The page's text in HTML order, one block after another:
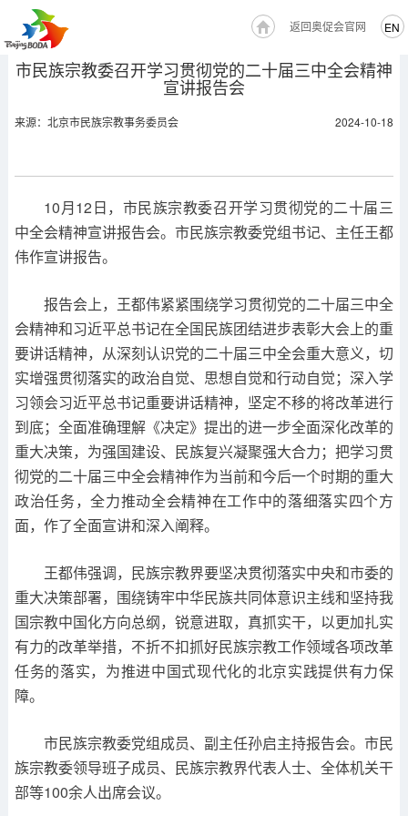
EN
返回奥促会官网
市民族宗教委召开学习贯彻党的二十届三中全会精神
宣讲报告会
来源：北京市民族宗教事务委员会 2024-10-18
10月12日，市民族宗教委召开学习贯彻党的二十届三
中全会精神宣讲报告会。市民族宗教委党组书记、主任王都
伟作宣讲报告。
报告会上，王都伟紧紧围绕学习贯彻党的二十届三中全
会精神和习近平总书记在全国民族团结进步表彰大会上的重
要讲话精神，从深刻认识党的二十届三中全会重大意义，切
实增强贯彻落实的政治自觉、思想自觉和行动自觉；深入学
习领会习近平总书记重要讲话精神，坚定不移的将改革进行
到底；全面准确理解《决定》提出的进一步全面深化改革的
重大决策，为强国建设、民族复兴凝聚强大合力；把学习贯
彻党的二十届三中全会精神作为当前和今后一个时期的重大
政治任务，全力推动全会精神在工作中的落细落实四个方
面，作了全面宣讲和深入阐释。
王都伟强调，民族宗教界要坚决贯彻落实中央和市委的
重大决策部署，围绕铸牢中华民族共同体意识主线和坚持我
国宗教中国化方向总纲，锐意进取，真抓实干，以更加扎实
有力的改革举措，不折不扣抓好民族宗教工作领域各项改革
任务的落实，为推进中国式现代化的北京实践提供有力保
障。
市民族宗教委党组成员、副主任孙启主持报告会。市民
族宗教委领导班子成员、民族宗教界代表人士、全体机关干
部等100余人出席会议。